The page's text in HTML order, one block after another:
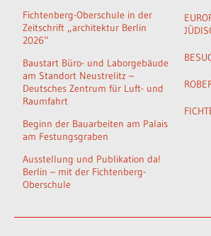
Fichtenberg-Oberschule in der
Zeitschrift „architektur Berlin
2026“
Baustart Büro- und Laborgebäude
am Standort Neustrelitz –
Deutsches Zentrum für Luft- und
Raumfahrt
Beginn der Bauarbeiten am Palais
am Festungsgraben
Ausstellung und Publikation da!
Berlin – mit der Fichtenberg-
Oberschule